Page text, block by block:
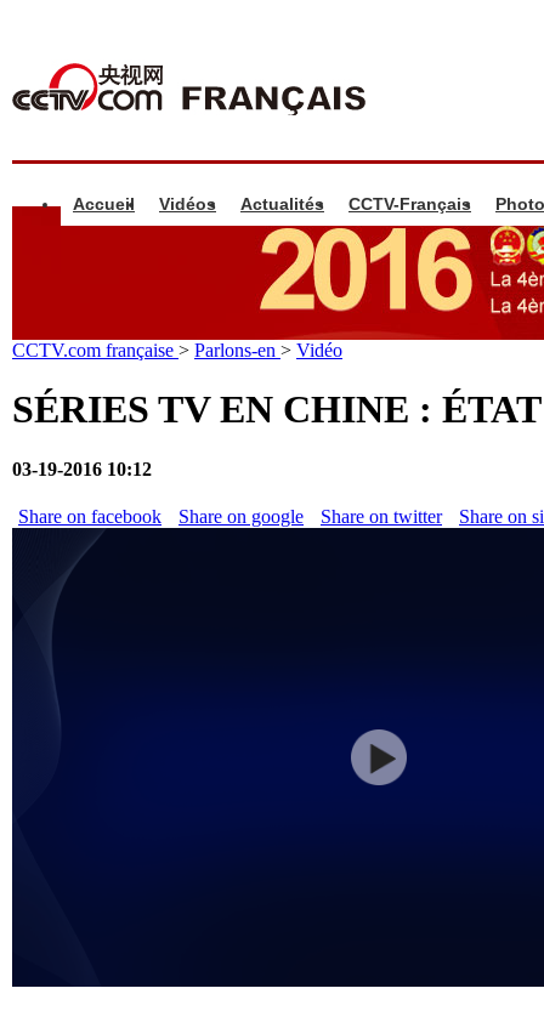
Accueil Vidéos Actualités CCTV-Français
CCTV.com française > Parlons-en > Vidéo
SÉRIES TV EN CHINE :
03-19-2016 10:12
Share on facebook Share on google Share on twitter Share on